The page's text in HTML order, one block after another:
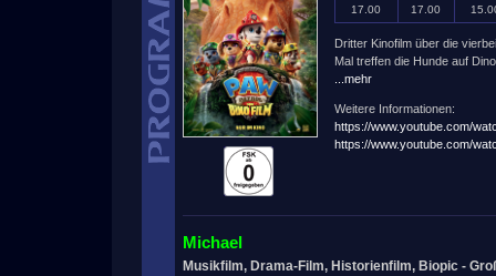
17.00 17.00
Dritter Kinofilm über die
Mal treffen die Hunde auf
...mehr
Weitere Informationen:
https://www.youtube.com/
https://www.youtube.com/
Michael
Musikfilm, Drama-Film, Historienfilm, Biopic -